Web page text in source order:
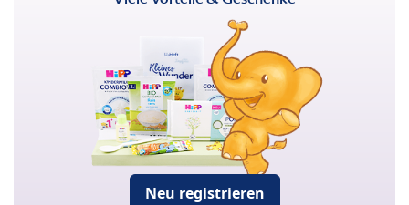
Neu registrieren